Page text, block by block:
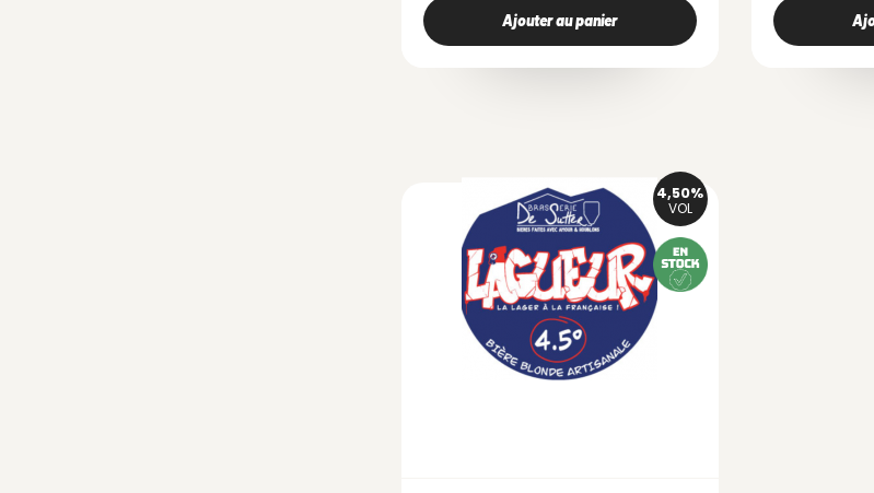
Ajouter au panier
4,50%
VOL